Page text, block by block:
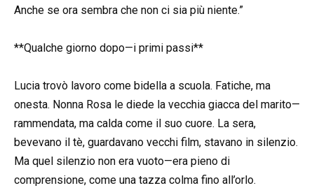
Anche se ora sembra che non ci sia più niente.”
**Qualche giorno dopo—i primi passi**
Lucia trovò lavoro come bidella a scuola. Fatiche, ma
onesta. Nonna Rosa le diede la vecchia giacca del marito—
rammendata, ma calda come il suo cuore. La sera,
bevevano il tè, guardavano vecchi film, stavano in silenzio.
Ma quel silenzio non era vuoto—era pieno di
comprensione, come una tazza colma fino all’orlo.